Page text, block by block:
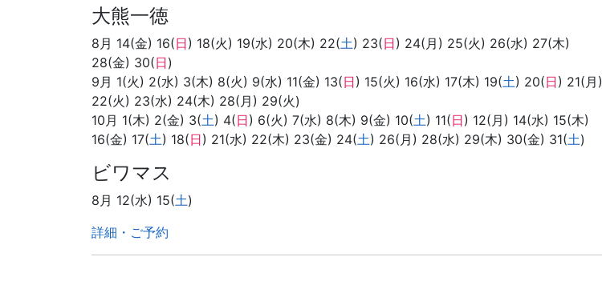
大熊一徳
8月 14(金) 16(日) 18(火) 19(水) 20(木) 22(土) 23(日) 24(月) 25(火) 26(水) 27(木)
28(金) 30(日)
9月 1(火) 2(水) 3(木) 8(火) 9(水) 11(金) 13(日) 15(火) 16(水) 17(木) 19(土) 20(日) 21(月)
22(火) 23(水) 24(木) 28(月) 29(火)
10月 1(木) 2(金) 3(土) 4(日) 6(火) 7(水) 8(木) 9(金) 10(土) 11(日) 12(月) 14(水) 15(木)
16(金) 17(土) 18(日) 21(水) 22(木) 23(金) 24(土) 26(月) 28(水) 29(木) 30(金) 31(土)
ビワマス
8月 12(水) 15(土)
詳細・ご予約